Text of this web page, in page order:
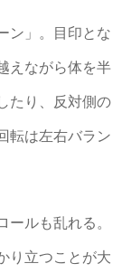
ン」。目印とな
えながら体を半
たり、反対側の
転は左右バラン
ルも乱れる。
り立つことが大